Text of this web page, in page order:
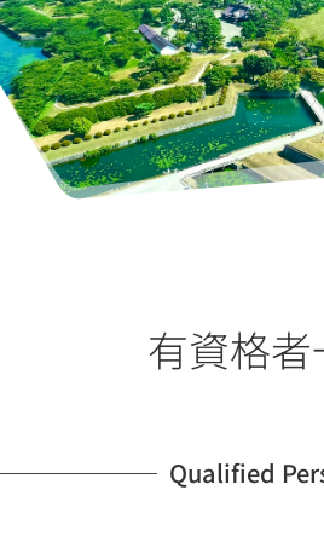
有資格
Qualified